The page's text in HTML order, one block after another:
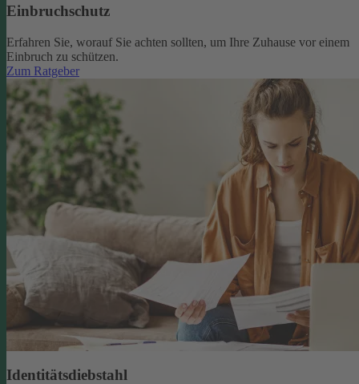
Einbruchschutz
Erfahren Sie, worauf Sie achten sollten, um Ihre Zuhause vor einem
Einbruch zu schützen.
Zum Ratgeber
Identitätsdiebstahl